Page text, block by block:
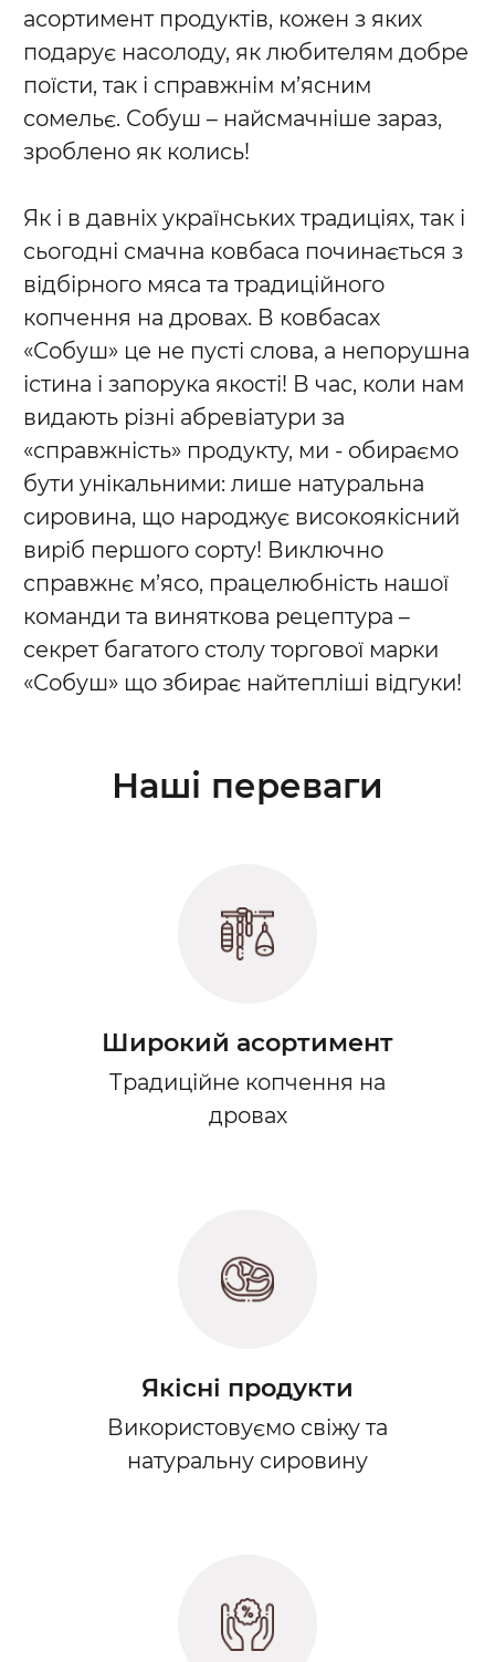
асортимент продуктів, кожен з яких
подарує насолоду, як любителям добре
поїсти, так і справжнім м’ясним
сомельє. Собуш – найсмачніше зараз,
зроблено як колись!
Як і в давніх українських традиціях, так і
сьогодні смачна ковбаса починається з
відбірного мяса та традиційного
копчення на дровах. В ковбасах
«Собуш» це не пусті слова, а непорушна
істина і запорука якості! В час, коли нам
видають різні абревіатури за
«справжність» продукту, ми - обираємо
бути унікальними: лише натуральна
сировина, що народжує високоякісний
виріб першого сорту! Виключно
справжнє м’ясо, працелюбність нашої
команди та виняткова рецептура –
секрет багатого столу торгової марки
«Собуш» що збирає найтепліші відгуки!
Наші переваги
Широкий асортимент
Традиційне копчення на
дровах
Якісні продукти
Використовуємо свіжу та
натуральну сировину